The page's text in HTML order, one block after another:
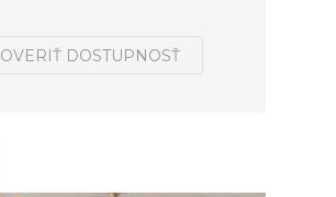
OVERIŤ DOSTUPNOSŤ